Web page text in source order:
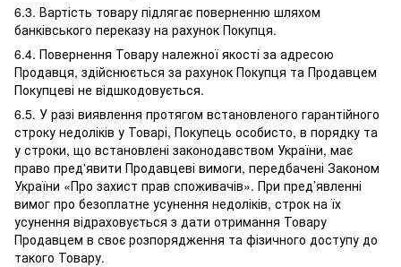
6.3. Вартість товару підлягає поверненню шляхом
банківського переказу на рахунок Покупця.
6.4. Повернення Товару належної якості за адресою
Продавця, здійснюється за рахунок Покупця та Продавцем
Покупцеві не відшкодовується.
6.5. У разі виявлення протягом встановленого гарантійного
строку недоліків у Товарі, Покупець особисто, в порядку та
у строки, що встановлені законодавством України, має
право пред'явити Продавцеві вимоги, передбачені Законом
України «Про захист прав споживачів». При пред’явленні
вимог про безоплатне усунення недоліків, строк на їх
усунення відраховується з дати отримання Товару
Продавцем в своє розпорядження та фізичного доступу до
такого Товару.